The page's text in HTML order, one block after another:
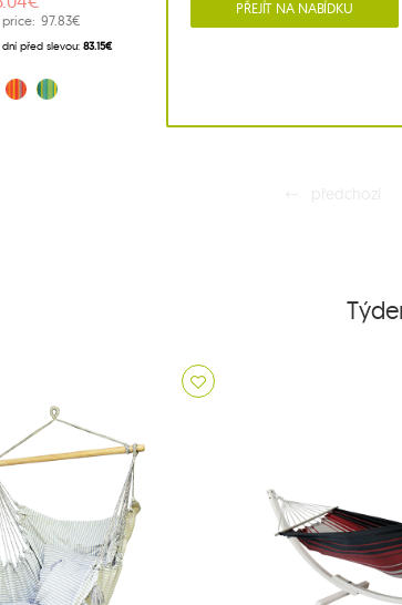
97.83€
před slevou: 83.15€
(13) (28)
Zelený (48)
PŘEJÍT NA NABÍDKU